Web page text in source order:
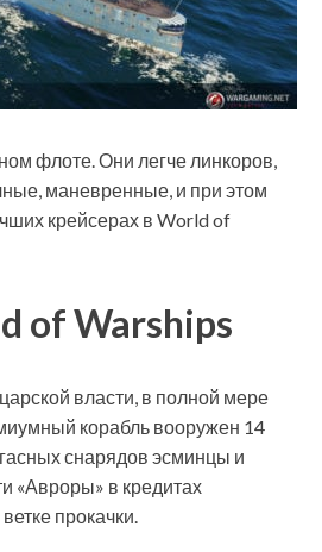
флоте. Они легче линкоров,
маневренные, и при этом
крейсерах в World of
of Warships
власти, в полной мере
корабль вооружен 14
снарядов эсминцы и
«Авроры» в кредитах
прокачки.